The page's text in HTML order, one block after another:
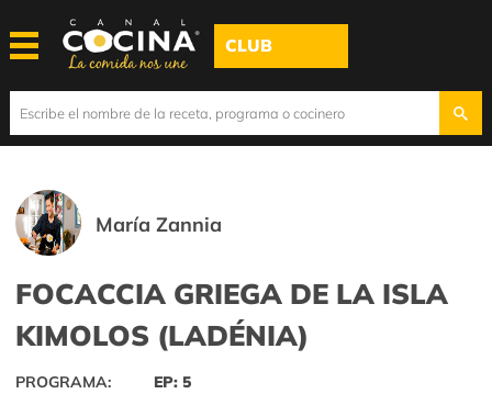
CLUB
María Zannia
FOCACCIA GRIEGA DE LA ISLA
KIMOLOS (LADÉNIA)
PROGRAMA: EP: 5